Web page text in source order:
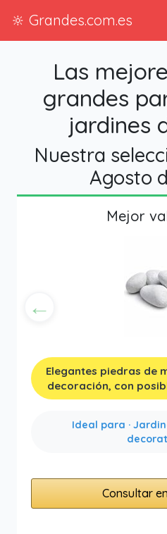
🔆 Grandes.com.es
Las
grandes
jardines
Nuestra
Agosto
Mejor
Elegantes piedras de
decoración, con
Ideal para ·
Consultar
←